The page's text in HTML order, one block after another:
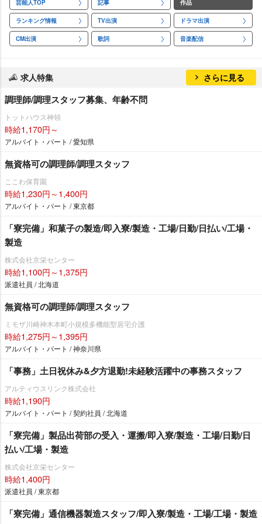
芸能人TOP 記事 作品
ランキング情報 TV出演 ドラマ出演
CM出演 歌詞 音楽配信
求人特集 さらに見る
調理師/調理スタッフ募集、年齢不問
トットハウス神領
時給1,170円～
アルバイト・パート / 愛知県
無資格可の調理師/調理スタッフ
ここわ保育園
時給1,230円～1,400円
アルバイト・パート / 東京都
「寮完備」和菓子の製造/即入寮/製造・工場/日勤/日払い/工場・
製造
株式会社京栄センター
時給1,100円～1,375円
派遣社員 / 北海道
無資格可の調理師/調理スタッフ
ミモザ川崎神木本町小規模多機能型居宅介護
時給1,275円～1,395円
アルバイト・パート / 神奈川県
「事務」土日祝休み&夕方退勤!未経験活躍中の事務スタッフ
アルティウスリンク株式会社
時給1,190円
アルバイト・パート / 契約社員 / 北海道
「寮完備」製品出荷部の受入・運搬/即入寮/製造・工場/日勤/日
払い/工場・製造
株式会社京栄センター
時給1,400円
派遣社員 / 東京都
「寮完備」通信機器製造スタッフ/即入寮/製造・工場/工場・製造